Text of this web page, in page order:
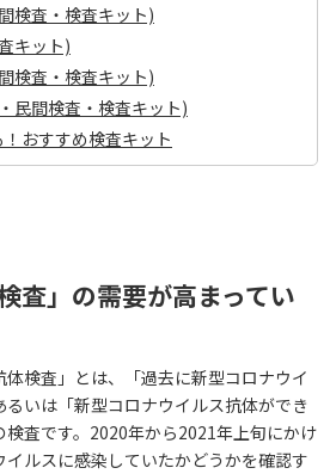
検査・検査キット)
キット)
検査・検査キット)
民間検査・検査キット)
おすすめ検査キット
査」の需要が高まってい
検査」とは、「過去に新型コロナウイ
いは「新型コロナウイルス抗体ができ
査です。2020年から2021年上旬にかけ
ルスに感染していたかどうかを確認す